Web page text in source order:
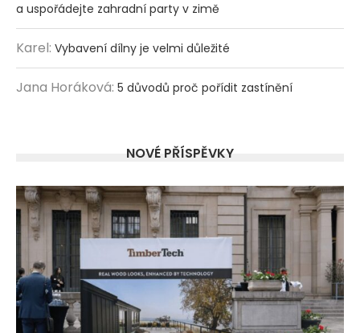
a uspořádejte zahradní party v zimě
Karel: Vybavení dílny je velmi důležité
Jana Horáková: 5 důvodů proč pořídit zastínění
NOVÉ PŘÍSPĚVKY